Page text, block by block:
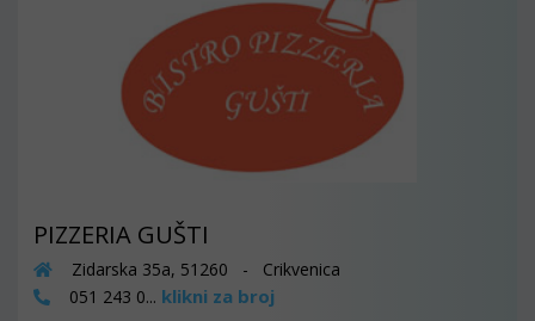
PIZZERIA GUŠTI
Zidarska 35a, 51260 - Crikvenica
051 243 0... klikni za broj